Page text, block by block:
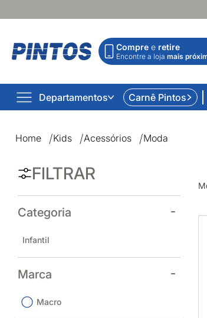
Compre e retire
Encontre a loja mais
Departamentos Carnê Pintos
Home
Kids Acessórios Moda
FILTRAR
Categoria
Infantil
Marca
Macro